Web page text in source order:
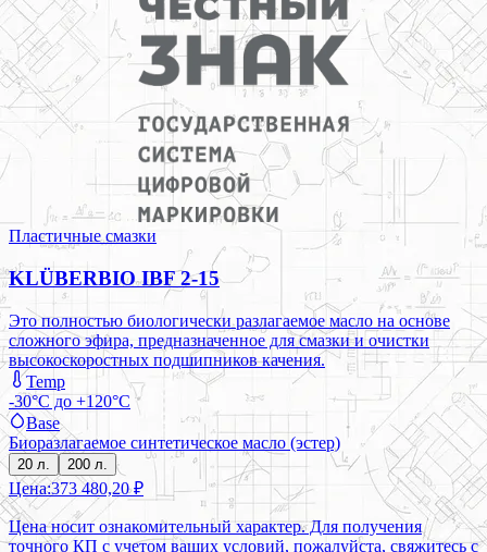
Пластичные смазки
KLÜBERBIO IBF 2-15
Это полностью биологически разлагаемое масло на основе
сложного эфира, предназначенное для смазки и очистки
высокоскоростных подшипников качения.
Temp
-30°C до +120°C
Base
Биоразлагаемое синтетическое масло (эстер)
20 л. 200 л.
Цена:373 480,20 ₽
Цена носит ознакомительный характер. Для получения
точного КП с учетом ваших условий, пожалуйста, свяжитесь с